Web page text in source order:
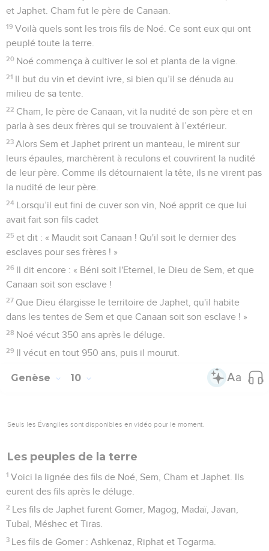
et Japhet. Cham fut le père de Canaan.
19 Voilà quels sont les trois fils de Noé. Ce sont eux qui ont
peuplé toute la terre.
20 Noé commença à cultiver le sol et planta de la vigne.
21 Il but du vin et devint ivre, si bien qu’il se dénuda au
milieu de sa tente.
22 Cham, le père de Canaan, vit la nudité de son père et en
parla à ses deux frères qui se trouvaient à l’extérieur.
23 Alors Sem et Japhet prirent un manteau, le mirent sur
leurs épaules, marchèrent à reculons et couvrirent la nudité
de leur père. Comme ils détournaient la tête, ils ne virent pas
la nudité de leur père.
24 Lorsqu’il eut fini de cuver son vin, Noé apprit ce que lui
avait fait son fils cadet
25 et dit : « Maudit soit Canaan ! Qu'il soit le dernier des
esclaves pour ses frères ! »
26 Il dit encore : « Béni soit l'Eternel, le Dieu de Sem, et que
Canaan soit son esclave !
27 Que Dieu élargisse le territoire de Japhet, qu'il habite
dans les tentes de Sem et que Canaan soit son esclave ! »
28 Noé vécut 350 ans après le déluge.
29 Il vécut en tout 950 ans, puis il mourut.
Genèse 10
Seuls les Évangiles sont disponibles en vidéo pour le moment.
Les peuples de la terre
1 Voici la lignée des fils de Noé, Sem, Cham et Japhet. Ils
eurent des fils après le déluge.
2 Les fils de Japhet furent Gomer, Magog, Madaï, Javan,
Tubal, Méshec et Tiras.
3 Les fils de Gomer : Ashkenaz, Riphat et Togarma.